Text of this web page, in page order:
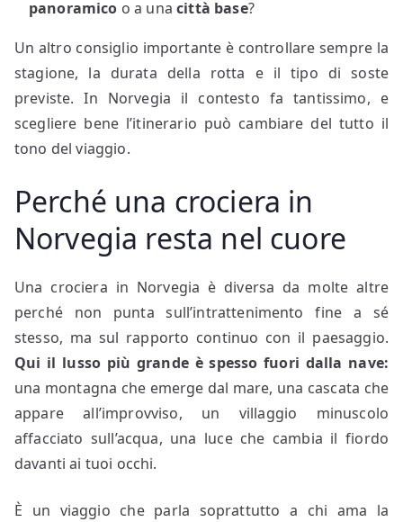
panoramico o a unacittà base?
Un altro consiglio importante è controllare sempre la
stagione, la durata della rotta e il tipo di soste
previste. In Norvegia il contesto fa tantissimo, e
scegliere bene l’itinerario può cambiare del tutto il
tono del viaggio.
Perché una crociera in
Norvegia resta nel cuore
Una crociera in Norvegia è diversa da molte altre
perché non punta sull’intrattenimento fine a sé
stesso, ma sul rapporto continuo con il paesaggio.
Qui il lusso più grande è spesso fuori dalla nave:
una montagna che emerge dal mare, una cascata che
appare all’improvviso, un villaggio minuscolo
affacciato sull’acqua, una luce che cambia il fiordo
davanti ai tuoi occhi.
È un viaggio che parla soprattutto a chi ama la